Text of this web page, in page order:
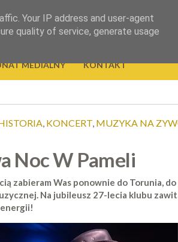
MEDIALNY KONTAKT
, KONCERT, MUZYKA NA
Noc W Pameli
zabieram Was ponownie do Torunia, do
Na jubileusz 27-lecia klubu
Your IP address and user-agent
quality of service, generate usage